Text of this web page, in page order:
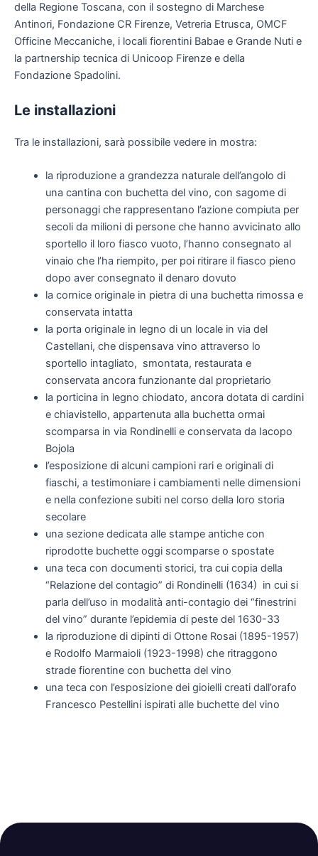
della Regione Toscana, con il sostegno di Marchese
Antinori, Fondazione CR Firenze, Vetreria Etrusca, OMCF
Officine Meccaniche, i locali fiorentini Babae e Grande Nuti e
la partnership tecnica di Unicoop Firenze e della
Fondazione Spadolini.
Le installazioni
Tra le installazioni, sarà possibile vedere in mostra:
la riproduzione a grandezza naturale dell’angolo di
una cantina con buchetta del vino, con sagome di
personaggi che rappresentano l’azione compiuta per
secoli da milioni di persone che hanno avvicinato allo
sportello il loro fiasco vuoto, l’hanno consegnato al
vinaio che l’ha riempito, per poi ritirare il fiasco pieno
dopo aver consegnato il denaro dovuto
la cornice originale in pietra di una buchetta rimossa e
conservata intatta
la porta originale in legno di un locale in via del
Castellani, che dispensava vino attraverso lo
sportello intagliato, smontata, restaurata e
conservata ancora funzionante dal proprietario
la porticina in legno chiodato, ancora dotata di cardini
e chiavistello, appartenuta alla buchetta ormai
scomparsa in via Rondinelli e conservata da Iacopo
Bojola
l’esposizione di alcuni campioni rari e originali di
fiaschi, a testimoniare i cambiamenti nelle dimensioni
e nella confezione subiti nel corso della loro storia
secolare
una sezione dedicata alle stampe antiche con
riprodotte buchette oggi scomparse o spostate
una teca con documenti storici, tra cui copia della
“Relazione del contagio” di Rondinelli (1634) in cui si
parla dell’uso in modalità anti-contagio dei “finestrini
del vino” durante l’epidemia di peste del 1630-33
la riproduzione di dipinti di Ottone Rosai (1895-1957)
e Rodolfo Marmaioli (1923-1998) che ritraggono
strade fiorentine con buchetta del vino
una teca con l’esposizione dei gioielli creati dall’orafo
Francesco Pestellini ispirati alle buchette del vino